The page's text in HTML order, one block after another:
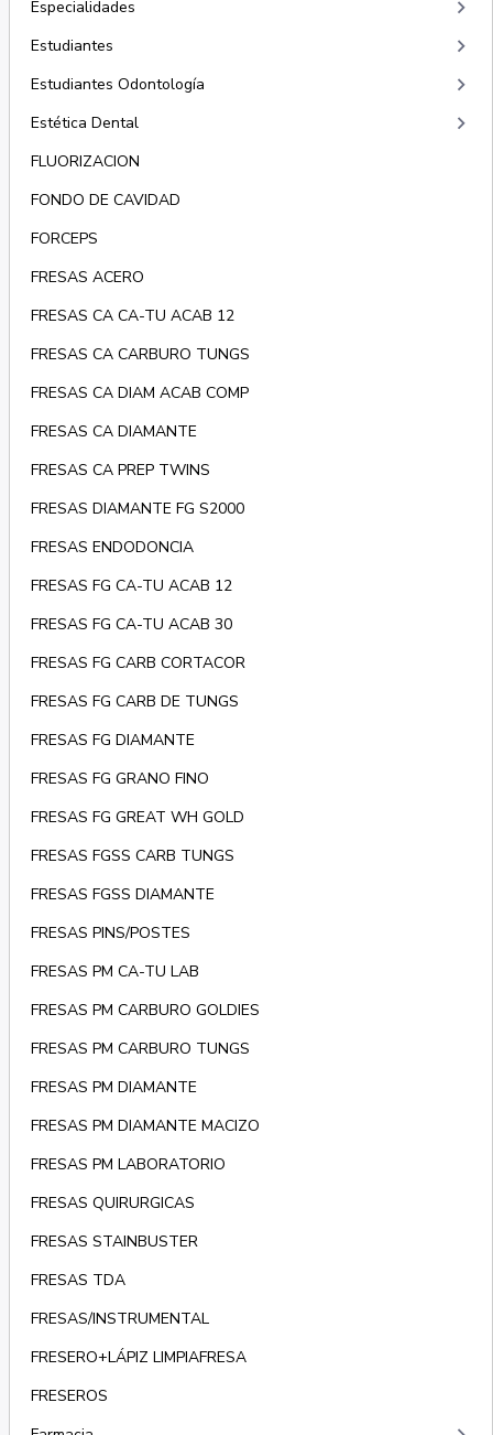
Especialidades keyboard_arrow_right
Estudiantes keyboard_arrow_right
Estudiantes Odontología keyboard_arrow_right
Estética Dental keyboard_arrow_right
FLUORIZACION
FONDO DE CAVIDAD
FORCEPS
FRESAS ACERO
FRESAS CA CA-TU ACAB 12
FRESAS CA CARBURO TUNGS
FRESAS CA DIAM ACAB COMP
FRESAS CA DIAMANTE
FRESAS CA PREP TWINS
FRESAS DIAMANTE FG S2000
FRESAS ENDODONCIA
FRESAS FG CA-TU ACAB 12
FRESAS FG CA-TU ACAB 30
FRESAS FG CARB CORTACOR
FRESAS FG CARB DE TUNGS
FRESAS FG DIAMANTE
FRESAS FG GRANO FINO
FRESAS FG GREAT WH GOLD
FRESAS FGSS CARB TUNGS
FRESAS FGSS DIAMANTE
FRESAS PINS/POSTES
FRESAS PM CA-TU LAB
FRESAS PM CARBURO GOLDIES
FRESAS PM CARBURO TUNGS
FRESAS PM DIAMANTE
FRESAS PM DIAMANTE MACIZO
FRESAS PM LABORATORIO
FRESAS QUIRURGICAS
FRESAS STAINBUSTER
FRESAS TDA
FRESAS/INSTRUMENTAL
FRESERO+LÁPIZ LIMPIAFRESA
FRESEROS